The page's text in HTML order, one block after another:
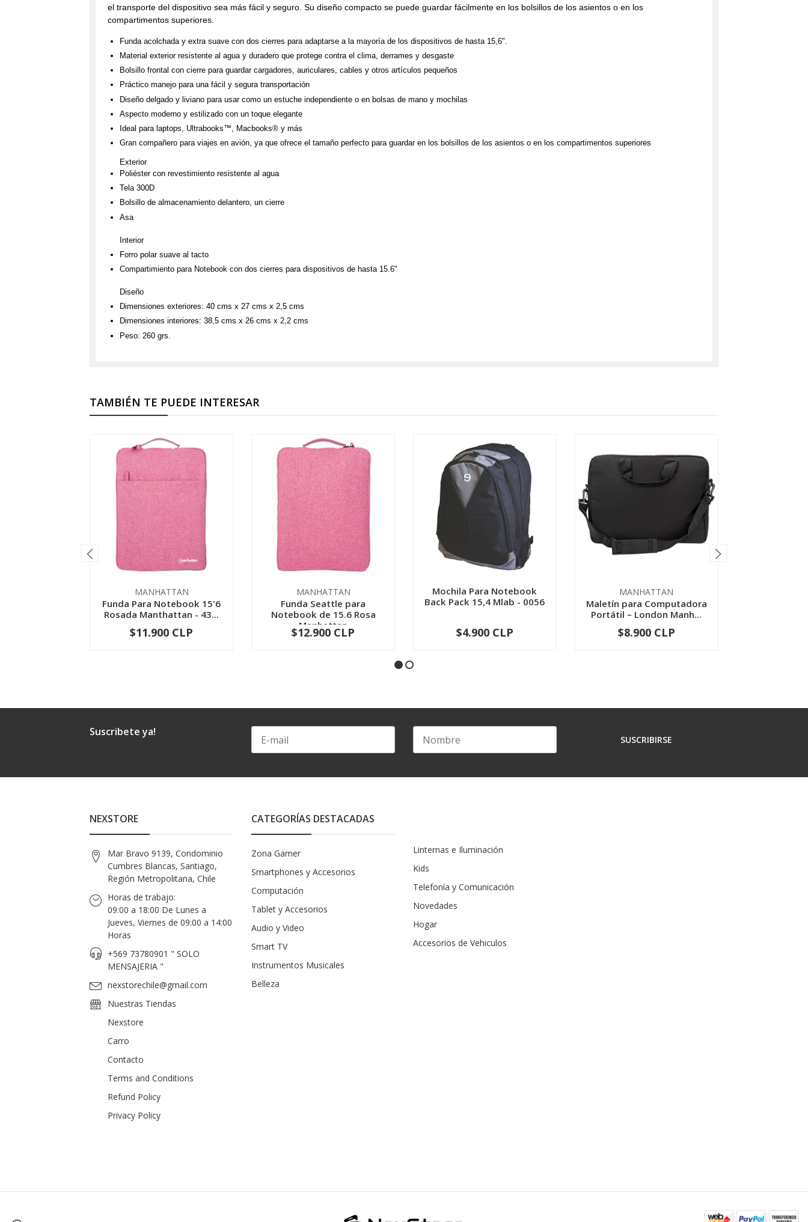
el transporte del dispositivo sea más fácil y seguro. Su diseño compacto se puede guardar fácilmente en los bolsillos de los asientos o en los
compartimentos superiores.
Funda acolchada y extra suave con dos cierres para adaptarse a la mayoría de los dispositivos de hasta 15,6".
Material exterior resistente al agua y duradero que protege contra el clima, derrames y desgaste
Bolsillo frontal con cierre para guardar cargadores, auriculares, cables y otros artículos pequeños
Práctico manejo para una fácil y segura transportación
Diseño delgado y liviano para usar como un estuche independiente o en bolsas de mano y mochilas
Aspecto moderno y estilizado con un toque elegante
Ideal para laptops, Ultrabooks™, Macbooks® y más
Gran compañero para viajes en avión, ya que ofrece el tamaño perfecto para guardar en los bolsillos de los asientos o en los compartimentos superiores
Exterior
Poliéster con revestimiento resistente al agua
Tela 300D
Bolsillo de almacenamiento delantero, un cierre
Asa
Interior
Forro polar suave al tacto
Compartimiento para Notebook con dos cierres para dispositivos de hasta 15.6"
Diseño
Dimensiones exteriores: 40 cms x 27 cms x 2,5 cms
Dimensiones interiores: 38,5 cms x 26 cms x 2,2 cms
Peso: 260 grs.
TAMBIÉN TE PUEDE INTERESAR
MANHATTAN
Funda Para Notebook 15'6
Rosada Manthattan - 43...
+
$11.900 CLP
MANHATTAN
Funda Seattle para
Notebook de 15.6 Rosa
Manhattan
+
$12.900 CLP
Mochila Para Notebook
Back Pack 15,4 Mlab - 0056
+
$4.900 CLP
MANHATTAN
Maletín para Computadora
Portátil – London Manh...
+
$8.900 CLP
Suscribete ya!
SUSCRIBIRSE
NEXSTORE
Mar Bravo 9139, Condominio
Cumbres Blancas, Santiago,
Región Metropolitana, Chile
Horas de trabajo:
09:00 a 18:00 De Lunes a
Jueves, Viernes de 09:00 a 14:00
Horas
+569 73780901 " SOLO
MENSAJERIA "
nexstorechile@gmail.com
Nuestras Tiendas
Nexstore
Carro
Contacto
Terms and Conditions
Refund Policy
Privacy Policy
CATEGORÍAS DESTACADAS
Zona Gamer
Smartphones y Accesorios
Computación
Tablet y Accesorios
Audio y Video
Smart TV
Instrumentos Musicales
Belleza
Linternas e Iluminación
Kids
Telefonía y Comunicación
Novedades
Hogar
Accesorios de Vehiculos